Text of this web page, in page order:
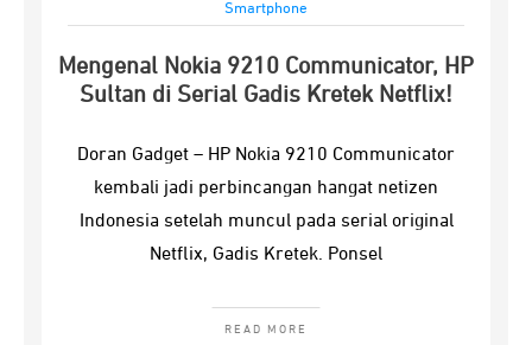
Smartphone
Mengenal Nokia 9210 Communicator, HP
Sultan di Serial Gadis Kretek Netflix!
Doran Gadget – HP Nokia 9210 Communicator
kembali jadi perbincangan hangat netizen
Indonesia setelah muncul pada serial original
Netflix, Gadis Kretek. Ponsel
READ MORE